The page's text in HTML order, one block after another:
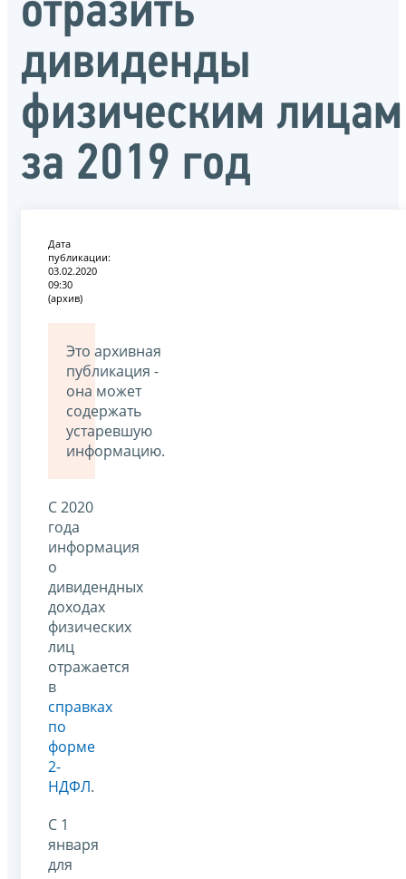
отразить
дивиденды
физическим лицам
за 2019 год
Дата
публикации:
03.02.2020
09:30
(архив)
Это архивная
публикация -
она может
содержать
устаревшую
информацию.
С 2020
года
информация
о
дивидендных
доходах
физических
лиц
отражается
в
справках
по
форме
2-
НДФЛ.
С 1
января
для